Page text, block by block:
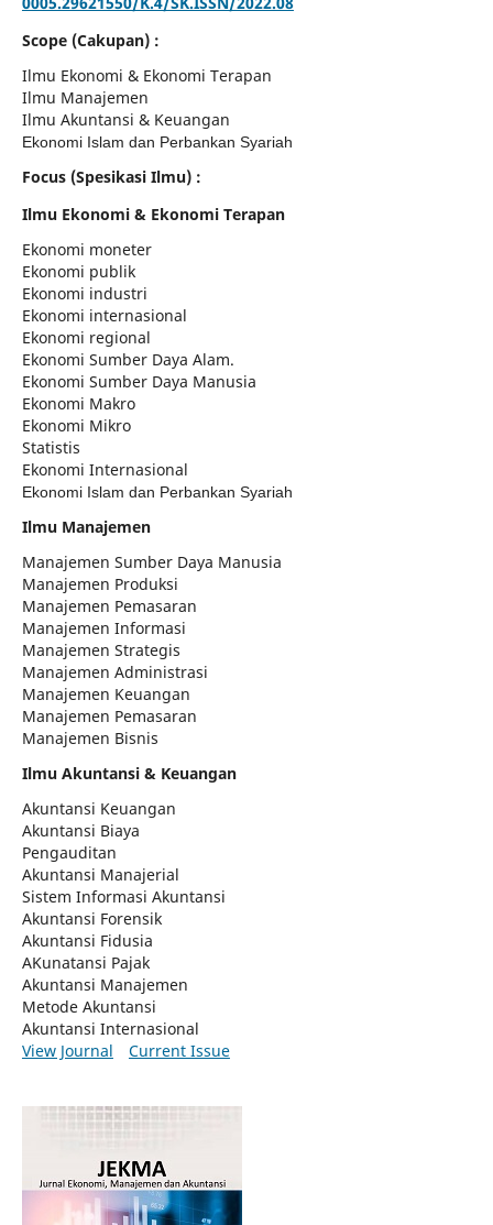
Scope (Cakupan) :
Ilmu Ekonomi & Ekonomi Terapan
Ilmu Manajemen
Ilmu Akuntansi & Keuangan
Ekonomi Islam dan Perbankan Syariah
Focus (Spesikasi Ilmu) :
Ilmu Ekonomi & Ekonomi Terapan
Ekonomi moneter
Ekonomi publik
Ekonomi industri
Ekonomi internasional
Ekonomi regional
Ekonomi Sumber Daya Alam.
Ekonomi Sumber Daya Manusia
Ekonomi Makro
Ekonomi Mikro
Statistis
Ekonomi Internasional
Ekonomi Islam dan Perbankan Syariah
Ilmu Manajemen
Manajemen Sumber Daya Manusia
Manajemen Produksi
Manajemen Pemasaran
Manajemen Informasi
Manajemen Strategis
Manajemen Administrasi
Manajemen Keuangan
Manajemen Pemasaran
Manajemen Bisnis
Ilmu Akuntansi & Keuangan
Akuntansi Keuangan
Akuntansi Biaya
Pengauditan
Akuntansi Manajerial
Sistem Informasi Akuntansi
Akuntansi Forensik
Akuntansi Fidusia
AKunatansi Pajak
Akuntansi Manajemen
Metode Akuntansi
Akuntansi Internasional
View Journal
Current Issue